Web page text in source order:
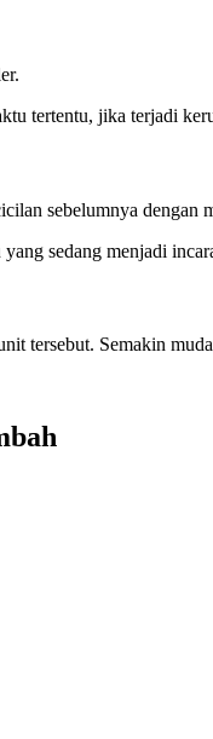
tertentu, jika terjadi
sebelumnya dengan
sedang menjadi
tersebut. Semakin